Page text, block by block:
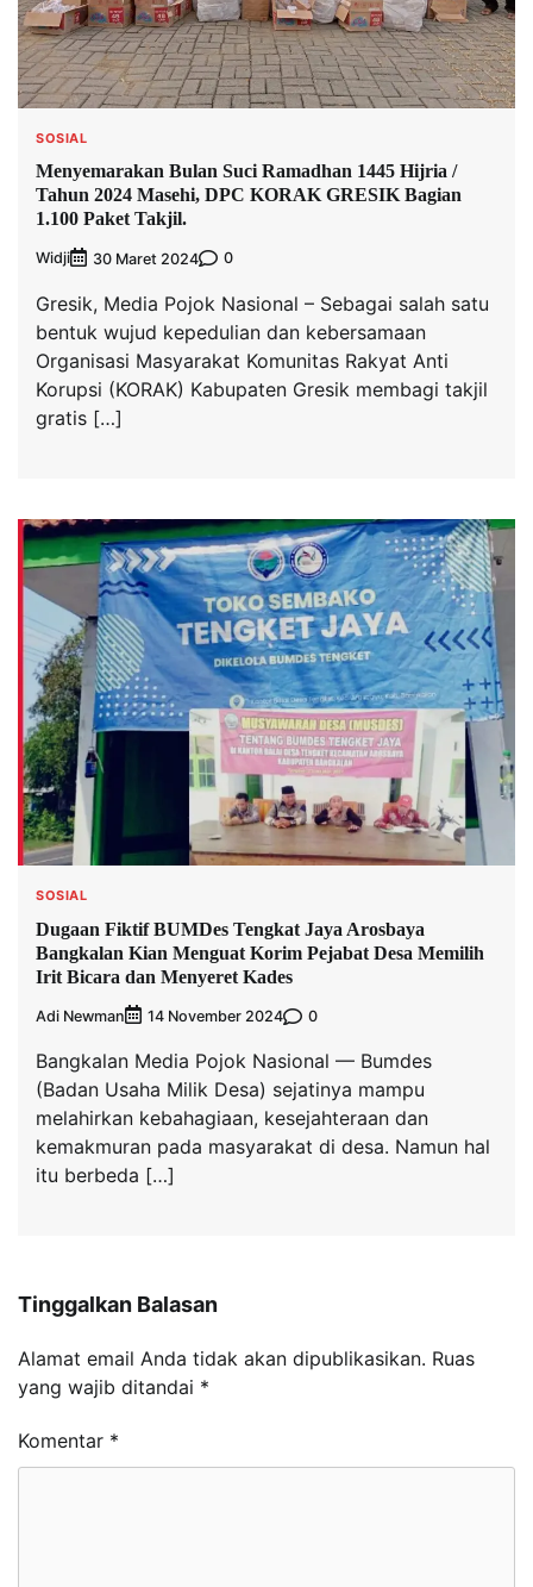
SOSIAL
Menyemarakan Bulan Suci Ramadhan 1445 Hijria /
Tahun 2024 Masehi, DPC KORAK GRESIK Bagian
1.100 Paket Takjil.
Widji 30 Maret 2024 0
Gresik, Media Pojok Nasional – Sebagai salah satu
bentuk wujud kepedulian dan kebersamaan
Organisasi Masyarakat Komunitas Rakyat Anti
Korupsi (KORAK) Kabupaten Gresik membagi takjil
gratis […]
SOSIAL
Dugaan Fiktif BUMDes Tengkat Jaya Arosbaya
Bangkalan Kian Menguat Korim Pejabat Desa Memilih
Irit Bicara dan Menyeret Kades
Adi Newman 14 November 2024 0
Bangkalan Media Pojok Nasional — Bumdes
(Badan Usaha Milik Desa) sejatinya mampu
melahirkan kebahagiaan, kesejahteraan dan
kemakmuran pada masyarakat di desa. Namun hal
itu berbeda […]
Tinggalkan Balasan
Alamat email Anda tidak akan dipublikasikan. Ruas
yang wajib ditandai *
Komentar *